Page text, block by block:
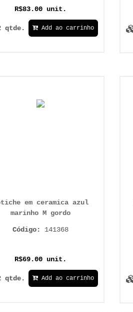
R$83.00 unit.
qtde. Add ao carrinho
em ceramica azul
marinho M gordo
Código: 141368
R$69.00 unit.
qtde. Add ao carrinho